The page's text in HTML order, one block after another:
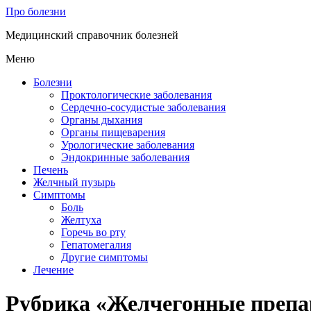
Про болезни
Медицинский справочник болезней
Меню
Болезни
Проктологические заболевания
Сердечно-сосудистые заболевания
Органы дыхания
Органы пищеварения
Урологические заболевания
Эндокринные заболевания
Печень
Желчный пузырь
Симптомы
Боль
Желтуха
Горечь во рту
Гепатомегалия
Другие симптомы
Лечение
Рубрика «Желчегонные